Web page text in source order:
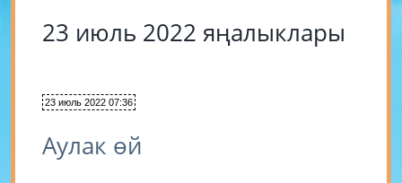
23 июль 2022 яңалыклары
23 июль 2022 07:36
Аулак өй